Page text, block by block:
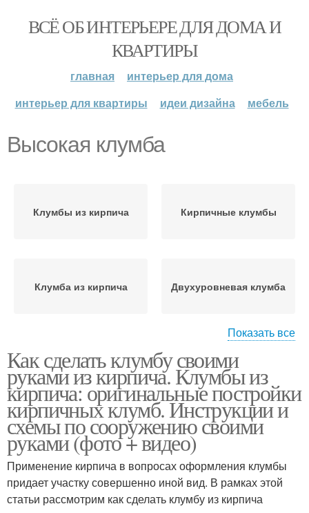
ВСЁ ОБ ИНТЕРЬЕРЕ ДЛЯ ДОМА И
КВАРТИРЫ
главная
интерьер для дома
интерьер для квартиры
идеи дизайна мебель
Высокая клумба
Клумбы из кирпича Кирпичные клумбы
Клумба из кирпича Двухуровневая клумба
Многоярусная клумба Клумбы для сада
Показать все
Как сделать клумбу своими
руками из кирпича. Клумбы из
кирпича: оригинальные постройки
кирпичных клумб. Инструкции и
схемы по сооружению своими
руками (фото + видео)
Применение кирпича в вопросах оформления клумбы
придает участку совершенно иной вид. В рамках этой
статьи рассмотрим как сделать клумбу из кирпича